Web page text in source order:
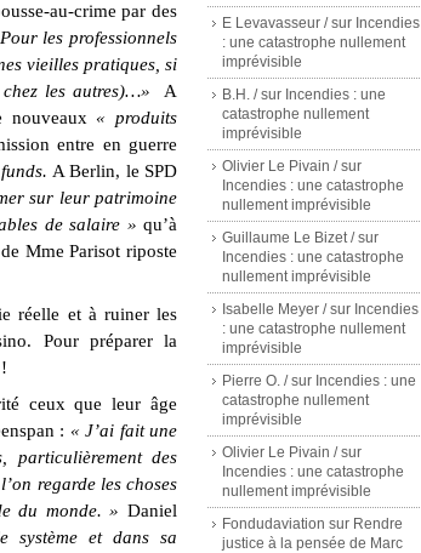
E Levavasseur /sur Incendies
: une catastrophe nullement
imprévisible
B.H. /sur Incendies : une
catastrophe nullement
imprévisible
Olivier Le Pivain /sur
Incendies : une catastrophe
nullement imprévisible
Guillaume Le Bizet /sur
Incendies : une catastrophe
nullement imprévisible
Isabelle Meyer /sur Incendies
: une catastrophe nullement
imprévisible
Pierre O. /sur Incendies : une
catastrophe nullement
imprévisible
Olivier Le Pivain /sur
Incendies : une catastrophe
nullement imprévisible
Fondudaviation sur Rendre
justice à la pensée de Marc
au-crime par des
les professionnels
vieilles pratiques, si
les autres)…»
A
nouveaux« produits
entre en guerre
A Berlin, le SPD
sur leur patrimoine
de salaire » qu’à
Mme Parisot riposte
réelle et à ruiner les
Pour préparer la
ceux que leur âge
: « J’ai fait une
particulièrement des
regarde les choses
du monde. » Daniel
système et dans sa